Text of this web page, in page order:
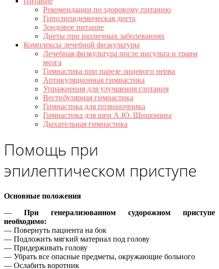
Рекомендации по здоровому питанию
Гиполипидемическая диета
Зондовое питание
Диеты при различных заболеваниях
Комплексы лечебной физкультуры
Лечебная физкультура после инсульта и травм
мозга
Гимнастика при парезе лицевого нерва
Артикуляционная гимнастика
Упражнения для улучшения глотания
Вестибулярная гимнастика
Гимнастика для позвоночника
Гимнастика для шеи А.Ю. Шишонина
Дыхательная гимнастика
Помощь при
эпилептическом приступе
Основные положения
— При генерализованном судорожном приступе
необходимо:
— Повернуть пациента на бок
— Подложить мягкий материал под голову
— Придерживать голову
— Убрать все опасные предметы, окружающие больного
— Ослабить воротник